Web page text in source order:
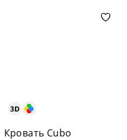
Кровать Cubo